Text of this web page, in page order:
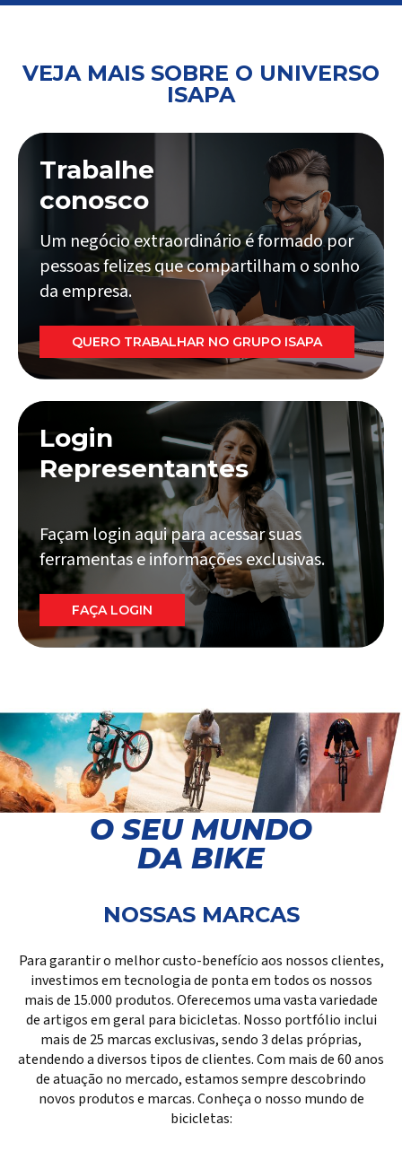
VEJA MAIS SOBRE O UNIVERSO
ISAPA
Trabalhe
conosco
Um negócio extraordinário é formado por
pessoas felizes que compartilham o sonho
da empresa.
QUERO TRABALHAR NO GRUPO ISAPA
Login
Representantes
Façam login aqui para acessar suas
ferramentas e informações exclusivas.
FAÇA LOGIN
O SEU MUNDO
DA BIKE
NOSSAS MARCAS
Para garantir o melhor custo-benefício aos nossos clientes,
investimos em tecnologia de ponta em todos os nossos
mais de 15.000 produtos. Oferecemos uma vasta variedade
de artigos em geral para bicicletas. Nosso portfólio inclui
mais de 25 marcas exclusivas, sendo 3 delas próprias,
atendendo a diversos tipos de clientes. Com mais de 60 anos
de atuação no mercado, estamos sempre descobrindo
novos produtos e marcas. Conheça o nosso mundo de
bicicletas: